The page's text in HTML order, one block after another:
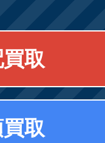
取
取